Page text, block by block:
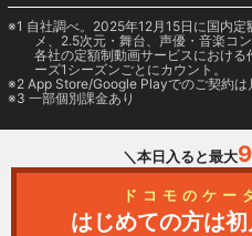
1 自社調べ。2025年12月15日に国内
メ、2.5次元・舞台、声優・音楽コ
各社の定額制動画サービスにおけ
ーズ1シーズンごとにカウント。
2 App Store/Google Playでのご契約
3 一部個別課金あり
＼本日入ると最大9
ドコモのケー
はじめての方は